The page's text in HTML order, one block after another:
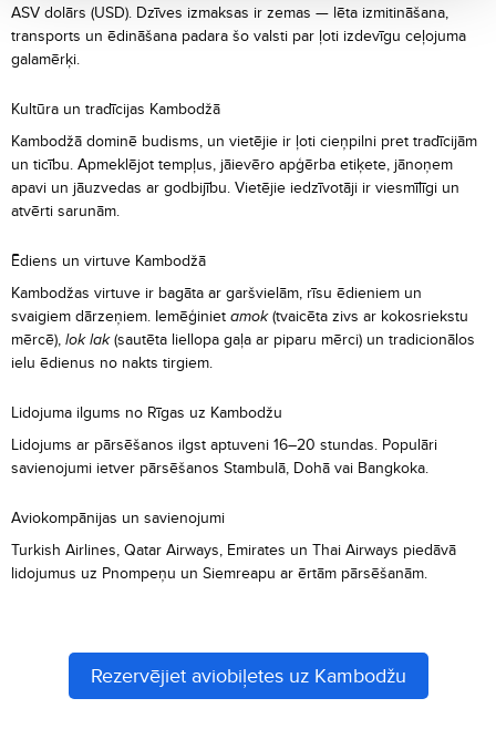
ASV dolārs (USD). Dzīves izmaksas ir zemas — lēta izmitināšana,
transports un ēdināšana padara šo valsti par ļoti izdevīgu ceļojuma
galamērķi.
Kultūra un tradīcijas Kambodžā
Kambodžā dominē budisms, un vietējie ir ļoti cieņpilni pret tradīcijām
un ticību. Apmeklējot tempļus, jāievēro apģērba etiķete, jānoņem
apavi un jāuzvedas ar godbijību. Vietējie iedzīvotāji ir viesmīlīgi un
atvērti sarunām.
Ēdiens un virtuve Kambodžā
Kambodžas virtuve ir bagāta ar garšvielām, rīsu ēdieniem un
svaigiem dārzeņiem. Iemēģiniet amok(tvaicēta zivs ar kokosriekstu
mērcē), lok lak(sautēta liellopa gaļa ar piparu mērci) un tradicionālos
ielu ēdienus no nakts tirgiem.
Lidojuma ilgums no Rīgas uz Kambodžu
Lidojums ar pārsēšanos ilgst aptuveni 16–20 stundas. Populāri
savienojumi ietver pārsēšanos Stambulā, Dohā vai Bangkoka.
Aviokompānijas un savienojumi
Turkish Airlines, Qatar Airways, Emirates un Thai Airways piedāvā
lidojumus uz Pnompeņu un Siemreapu ar ērtām pārsēšanām.
Rezervējiet aviobiļetes uz Kambodžu